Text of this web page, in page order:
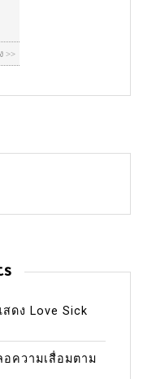
ดง Love Sick
ความเสื่อมตาม